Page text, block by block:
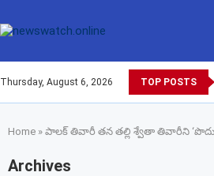
Thursday, August 6, 2026 TOP POSTS
Home » పాలక్ తివారీ తన తల్లి శ్వేతా తివారీని
Archives